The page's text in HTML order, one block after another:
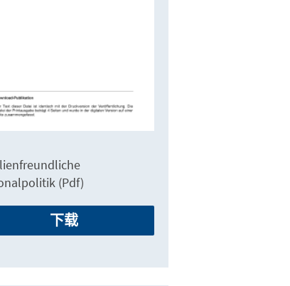
(Pdf)
下载